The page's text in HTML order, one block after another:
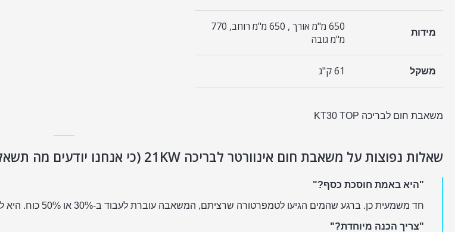
מידות
650 מ"מ אורך , 650 מ"מ רוחב, 770
מ"מ גובה
משקל 61 ק"ג
משאבת חום לבריכה KT30 TOP
שאלות נפוצות על משאבת חום אינוורטר לבריכה 21KW (כי אנחנו יודעים מה תשאלו):
"היא באמת חוסכת כסף?"
חד משמעית כן. ברגע שהמים הגיעו לטמפרטורה שרציתם, המשאבה עוברת לעבוד ב-30% או 50% כוח. היא לא "שורפת" חשמל לחינם, אלא רק מתחזקת את החום הקיים.
"צריך הכנה מיוחדת?"